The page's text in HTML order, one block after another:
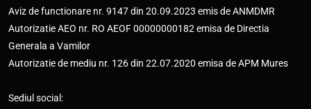
Aviz de functionare nr. 9147 din 20.09.2023 emis de ANMDMR
Autorizatie AEO nr. RO AEOF 00000000182 emisa de Directia
Generala a Vamilor
Autorizatie de mediu nr. 126 din 22.07.2020 emisa de APM Mures
Sediul social: